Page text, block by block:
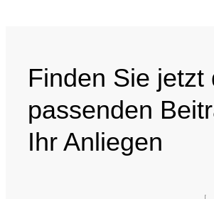
Finden Sie jetzt
passenden
Ihr Anliegen